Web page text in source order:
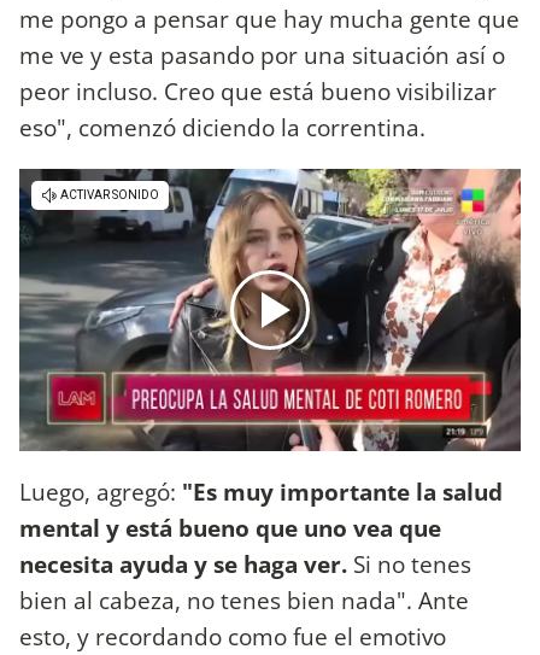
me pongo a pensar que hay mucha gente que
me ve y esta pasando por una situación así o
peor incluso. Creo que está bueno visibilizar
eso", comenzó diciendo la correntina.
Luego, agregó: "Es muy importante la salud
mental y está bueno que uno vea que
necesita ayuda y se haga ver. Si no tenes
bien al cabeza, no tenes bien nada". Ante
esto, y recordando como fue el emotivo